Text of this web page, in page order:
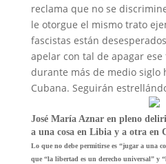
reclama que no se
le otorgue el mismo trato
fascistas están
apelar con tal de apagar
durante más de medio siglo
Cubana. Seguirán
José María Aznar en pleno
a una cosa en Libia y a otra en
Lo que no debe permitirse es “jugar a una
que “la libertad es un derecho universal” y